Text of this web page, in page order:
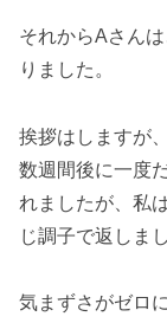
それからAさん
りました。
挨拶はしますが
数週間後に一度
れましたが、私
じ調子で返しまし
気まずさがゼロ